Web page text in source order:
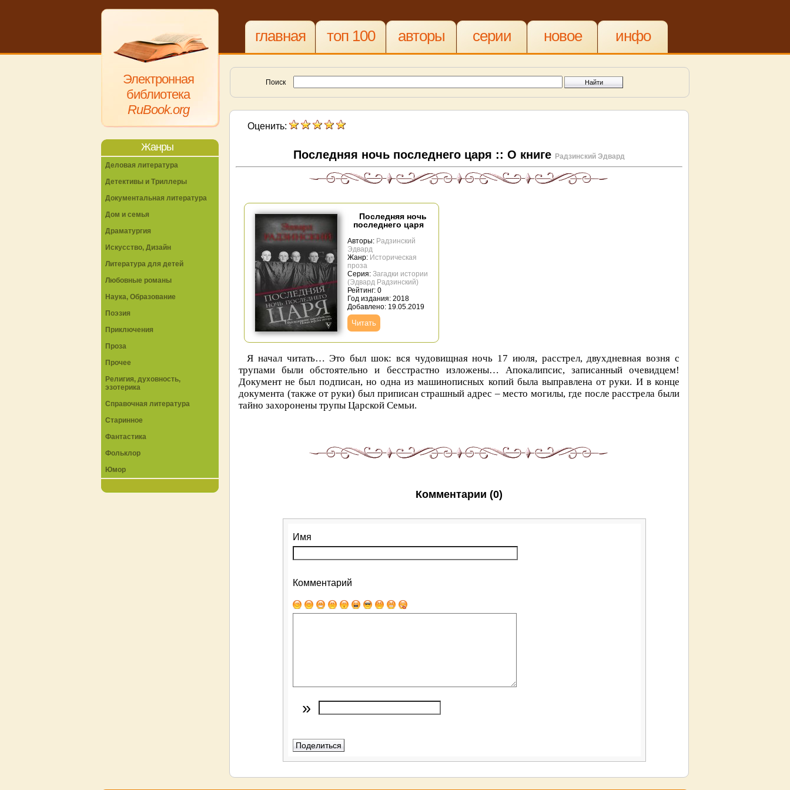
Электронная
библиотека
RuBook.org
главная топ 100 авторы серии новое инфо
Поиск
Оценить:
Последняя ночь последнего царя :: О книге Радзинский Эдвард
Последняя ночь
последнего царя
Авторы: Радзинский
Эдвард
Жанр: Историческая
проза
Серия: Загадки истории
(Эдвард Радзинский)
Рейтинг: 0
Год издания: 2018
Добавлено: 19.05.2019
Читать
Я начал читать… Это был шок: вся чудовищная ночь 17 июля, расстрел, двухдневная возня с
трупами были обстоятельно и бесстрастно изложены… Апокалипсис, записанный очевидцем!
Документ не был подписан, но одна из машинописных копий была выправлена от руки. И в конце
документа (также от руки) был приписан страшный адрес – место могилы, где после расстрела были
тайно захоронены трупы Царской Семьи.
Комментарии (0)
Имя
Комментарий
»
Жанры
Деловая литература
Детективы и Триллеры
Документальная литература
Дом и семья
Драматургия
Искусство, Дизайн
Литература для детей
Любовные романы
Наука, Образование
Поэзия
Приключения
Проза
Прочее
Религия, духовность,
эзотерика
Справочная литература
Старинное
Фантастика
Фольклор
Юмор